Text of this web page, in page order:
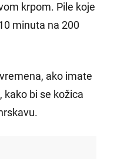
krpom. Pile koje
minuta na 200
ako imate
kako bi se kožica